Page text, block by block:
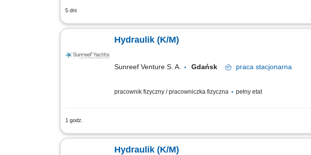
5 dni
Oferujemy 250€ premii na start ! Twoje obowiązki: Instalacje rurowe,
Hydraulik (K/M)
Sunreef Venture S. A. Gdańsk praca stacjonarna
pracownik fizyczny / pracowniczka fizyczna pełny etat
1 godz.
Zakres obowiązków: Montaż i testowanie instalacji hydraulicznych
Hydraulik (K/M)